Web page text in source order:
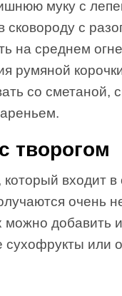
муку с
сковороду с
на среднем огне
румяной
со сметаной,
творогом
который входит в
очень
можно добавить
сухофрукты или